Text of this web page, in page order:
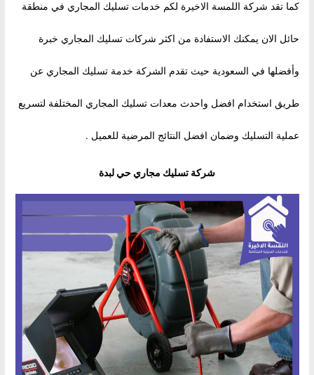
كما تقد شركة اللمسة الاخيرة لكم خدمات تسليك المجاري في منطقة
حائل الان يمكنك الاستفادة من اكثر شركات تسليك المجاري خبرة
وأفضلها في السعودية حيث تقدم الشركة خدمة تسليك المجاري عن
طريق استخدام افضل واحدث معدات تسليك المجاري المختلفة لتسريع
عملية التسليك وضمان افضل النتائج المرضية للعميل .
شركة تسليك مجاري حي لبدة